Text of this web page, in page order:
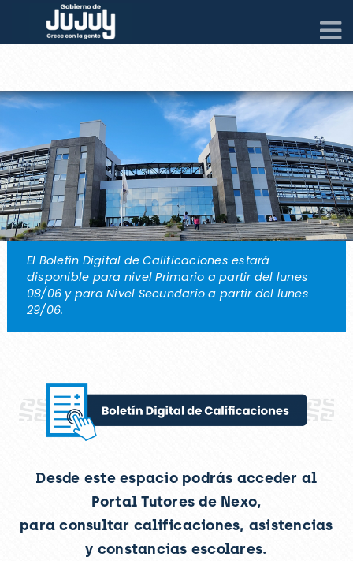
El Boletín Digital de Calificaciones estará
disponible para nivel Primario a partir del lunes
08/06 y para Nivel Secundario a partir del lunes
29/06.
Desde este espacio podrás acceder al
Portal Tutores de Nexo,
para consultar calificaciones, asistencias
y constancias escolares.